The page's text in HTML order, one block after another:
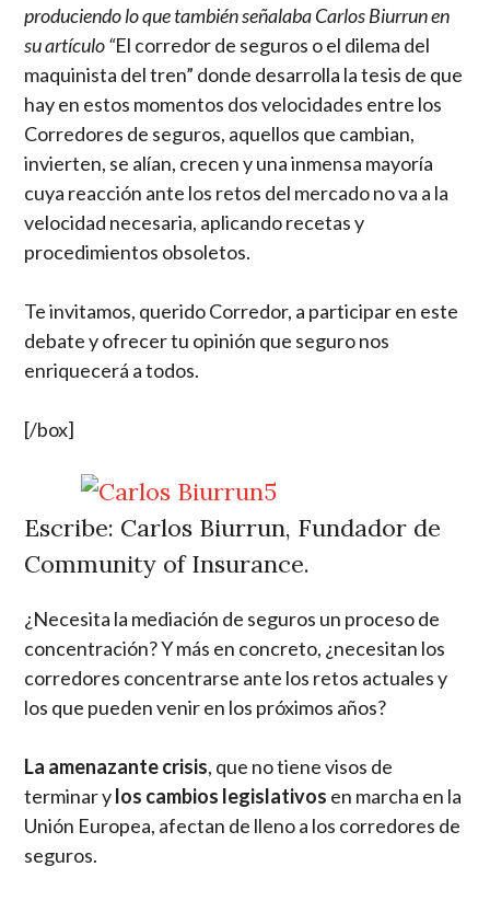
produciendo lo que también señalaba Carlos Biurrun en
su artículo “El corredor de seguros o el dilema del
maquinista del tren” donde desarrolla la tesis de que
hay en estos momentos dos velocidades entre los
Corredores de seguros, aquellos que cambian,
invierten, se alían, crecen y una inmensa mayoría
cuya reacción ante los retos del mercado no va a la
velocidad necesaria, aplicando recetas y
procedimientos obsoletos.
Te invitamos, querido Corredor, a participar en este
debate y ofrecer tu opinión que seguro nos
enriquecerá a todos.
[/box]
Escribe: Carlos Biurrun, Fundador de
Community of Insurance.
¿Necesita la mediación de seguros un proceso de
concentración? Y más en concreto, ¿necesitan los
corredores concentrarse ante los retos actuales y
los que pueden venir en los próximos años?
La amenazante crisis, que no tiene visos de
terminar ylos cambios legislativos en marcha en la
Unión Europea, afectan de lleno a los corredores de
seguros.